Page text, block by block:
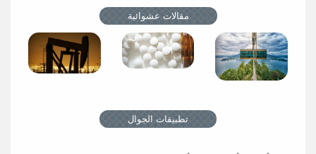
أعلن ديوان المظالم عن إنجاز مركز إدارة العمليات القضائية لـ
1,146,846 طلبًا قضائيًا خلال الفترة...
مقالات عشوائية
“بورغنستوك
بحيرة
يستقبل زواره
من المملكة
والخليج
استخدام أدوية
الغدة خلال
شهر رمضان..
لصحتك تعرّف
عليها
الصحة
تطبيقات الجوال